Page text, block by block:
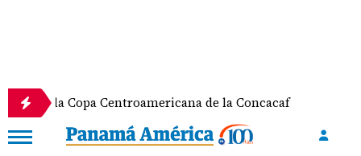
Copa Centroamericana de la Concacaf